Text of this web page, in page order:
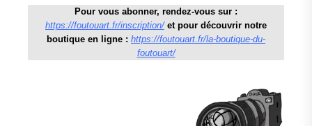
Pour vous abonner, rendez-vous sur :
https://foutouart.fr/inscription/ et pour découvrir notre
boutique en ligne : https://foutouart.fr/la-boutique-du-
foutouart/